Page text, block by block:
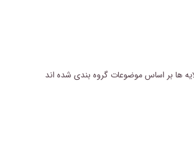
ها بر اساس موضوعات گروه بندی شده اند